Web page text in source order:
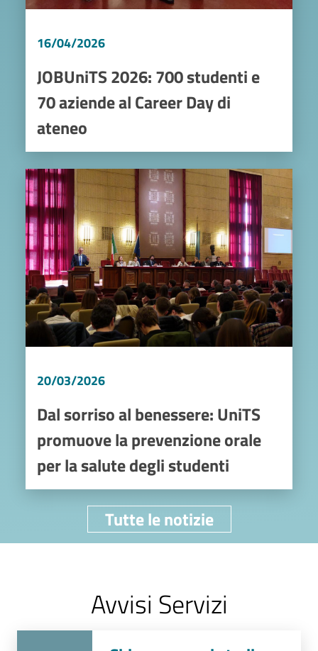
16/04/2026
JOBUniTS 2026: 700 studenti e
70 aziende al Career Day di
ateneo
Image
20/03/2026
Dal sorriso al benessere: UniTS
promuove la prevenzione orale
per la salute degli studenti
Tutte le notizie
Avvisi Servizi